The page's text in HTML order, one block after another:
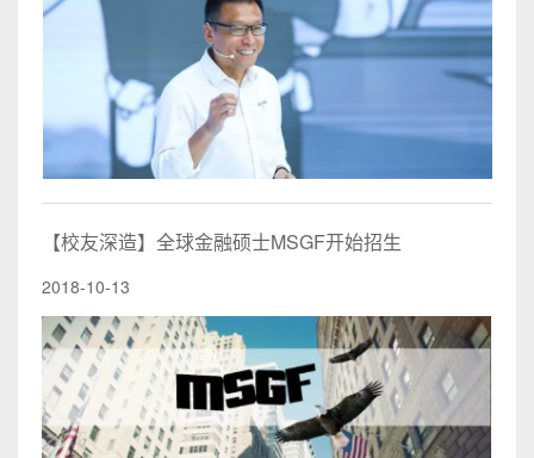
【校友深造】全球金融硕士MSGF开始招生
2018-10-13